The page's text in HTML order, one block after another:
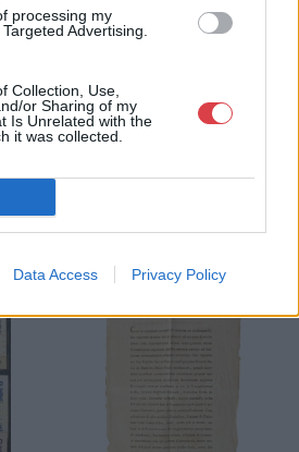
processing my
Advertising.
Collection, Use,
or Sharing of my
Is Unrelated with the
it was collected.
Data Access Privacy Policy
MŰTÁRGYAI